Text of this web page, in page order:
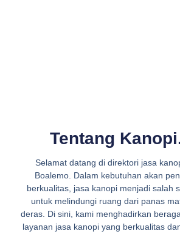
Tentang
Selamat datang di direktori jasa
Boalemo. Dalam kebutuhan akan
berkualitas, jasa kanopi menjadi salah
untuk melindungi ruang dari panas
deras. Di sini, kami menghadirkan
layanan jasa kanopi yang berkualitas